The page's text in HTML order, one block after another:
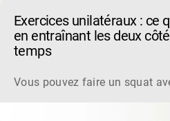
Exercices unilatéraux : ce
en entraînant les deux
temps
Vous pouvez faire un squat